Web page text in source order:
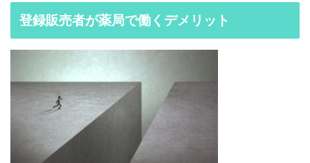
登録販売者が薬局で働くデメリット